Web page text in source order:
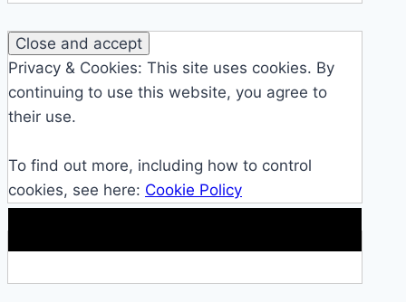
Privacy & Cookies: This site uses cookies. By
continuing to use this website, you agree to
their use.
To find out more, including how to control
cookies, see here: Cookie Policy